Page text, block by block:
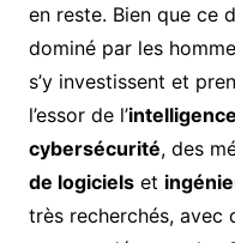
en reste. Bien que ce
dominé par les
s’y investissent et
l’essor de l’
cybersécurité, des
de logicielset
très recherchés, avec